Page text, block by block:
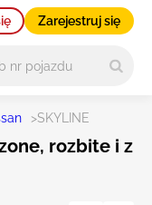
Zarejestruj się
>SKYLINE
rozbite i z